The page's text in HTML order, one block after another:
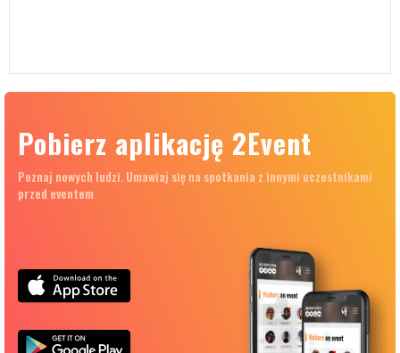
Pobierz aplikację 2Event
Poznaj nowych ludzi. Umawiaj się na spotkania z innymi uczestnikami
przed eventem